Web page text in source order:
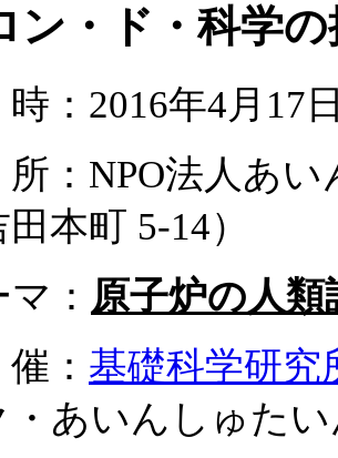
ン・ド・科学の
：2016年4月17
：NPO法人あい
本町 5-14）
： 原子炉の人
： 基礎科学研究
・あいんしゅた